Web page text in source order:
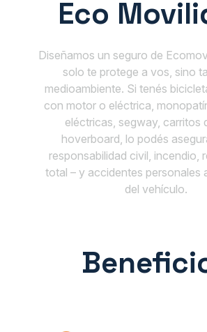
Eco
Diseñamos un seguro de
solo te protege a vos, sino
medioambiente. Si tenés
con motor o eléctrica,
eléctricas, segway, carritos
hoverboard, lo podés
responsabilidad civil, incendio,
total – y accidentes personales
del vehículo.